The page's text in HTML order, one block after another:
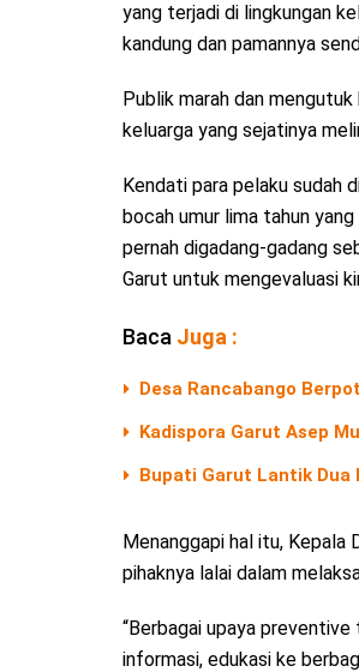
yang terjadi di lingkungan
kandung dan pamannya
Publik marah dan
keluarga yang sejatinya
Kendati para pelaku sudah
bocah umur lima tahun
pernah digadang-gadang
Garut untuk mengevaluasi
Baca Juga :
Desa Rancabango
Kadispora Garut Asep
Bupati Garut Lantik Dua
Menanggapi hal itu, Kepala
pihaknya lalai dalam
“Berbagai upaya
informasi, edukasi ke